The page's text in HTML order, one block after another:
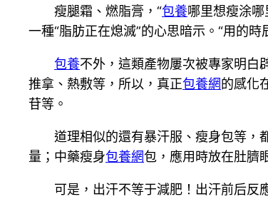
瘦腿霜、燃脂膏，“包養哪里想瘦涂
一種“脂肪正在熄滅”的心思暗示。“用的
包養不外，這類產物屢次被專家明白
推拿、熱敷等，所以，真正包養網的感化
苷等。
道理相似的還有暴汗服、瘦身包等，
量；中藥瘦身包養網包，應用時放在肚臍
可是，出汗不等于減肥！出汗前后反應